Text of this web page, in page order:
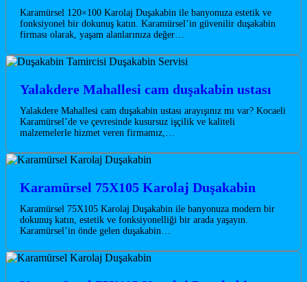
Karamürsel 120×100 Karolaj Duşakabin ile banyonuza estetik ve
fonksiyonel bir dokunuş katın. Karamürsel’in güvenilir duşakabin
firması olarak, yaşam alanlarınıza değer…
Yalakdere Mahallesi cam duşakabin ustası
Yalakdere Mahallesi cam duşakabin ustası arayışınız mı var? Kocaeli
Karamürsel’de ve çevresinde kusursuz işçilik ve kaliteli
malzemelerle hizmet veren firmamız,…
Karamürsel 75X105 Karolaj Duşakabin
Karamürsel 75X105 Karolaj Duşakabin ile banyonuza modern bir
dokunuş katın, estetik ve fonksiyonelliği bir arada yaşayın.
Karamürsel’in önde gelen duşakabin…